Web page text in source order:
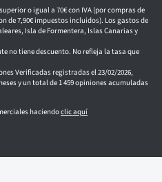
o igual a 70€ con IVA (por compras de
de 7,90€ impuestos incluidos). Los gastos de
Isla de Formentera, Islas Canarias y
no tiene descuento. No refleja la tasa que
Verificadas registradas el 23/02/2026,
y un total de 1 459 opiniones acumuladas
haciendoclic aquí